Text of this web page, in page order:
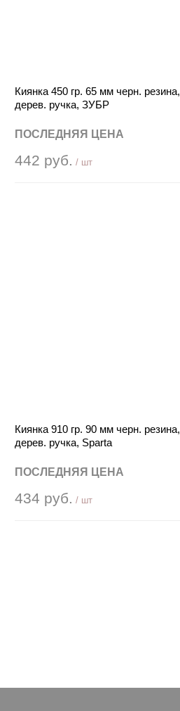
Киянка 450 гр. 65 мм черн. резина,
дерев. ручка, ЗУБР
ПОСЛЕДНЯЯ ЦЕНА
442 руб. / шт
Киянка 910 гр. 90 мм черн. резина,
дерев. ручка, Sparta
ПОСЛЕДНЯЯ ЦЕНА
434 руб. / шт